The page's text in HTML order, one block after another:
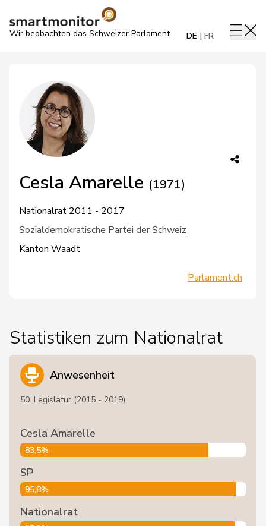
Wir beobachten das Schweizer Parlament DE FR
Cesla Amarelle (1971)
Nationalrat 2011 - 2017
Sozialdemokratische Partei der Schweiz
Kanton Waadt
Parlament.ch
Statistiken zum Nationalrat
Anwesenheit
50. Legislatur (2015 - 2019)
Cesla Amarelle
83,5%
SP
95,8%
Nationalrat